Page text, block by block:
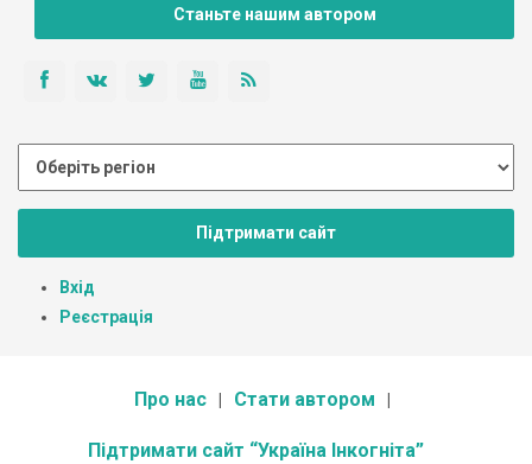
Станьте нашим автором
Підтримати сайт
Вхід
Реєстрація
Про нас Стати автором
Підтримати сайт “Україна Інкогніта”